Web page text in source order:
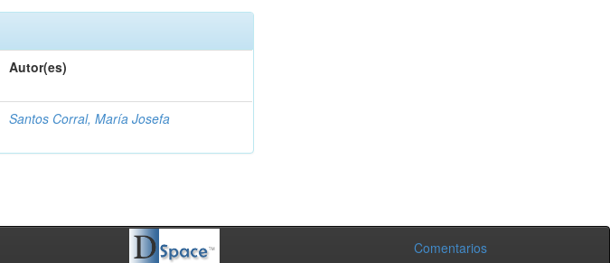
Autor(es)
Santos Corral, María Josefa
Comentarios